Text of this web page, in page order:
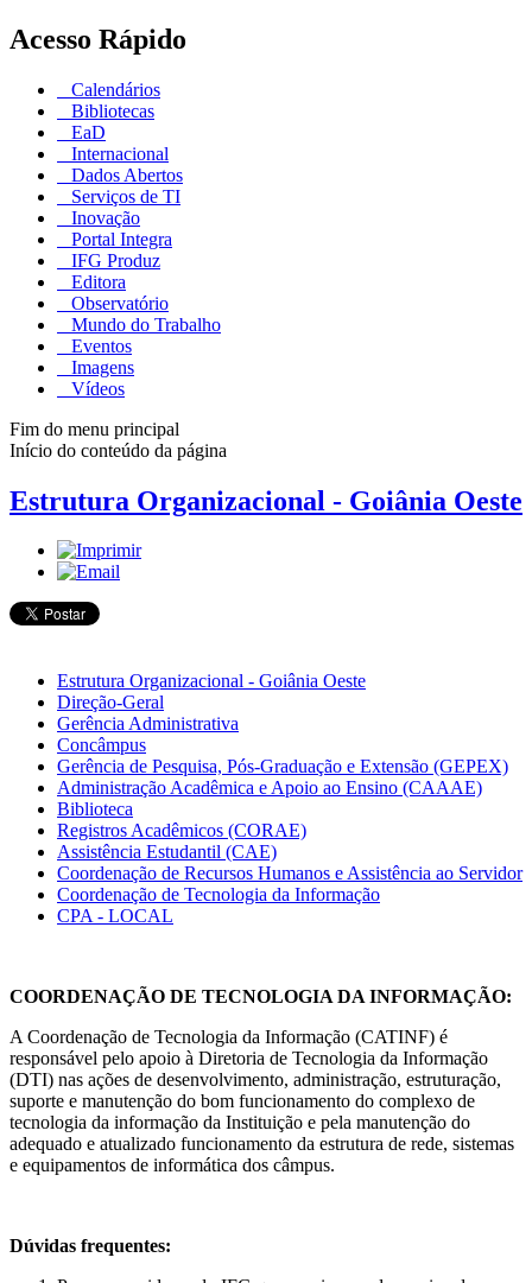
Acesso Rápido
Calendários
Bibliotecas
EaD
Internacional
Dados Abertos
Serviços de TI
Inovação
Portal Integra
IFG Produz
Editora
Observatório
Mundo do Trabalho
Eventos
Imagens
Vídeos
Fim do menu principal
Início do conteúdo da página
Estrutura Organizacional - Goiânia Oeste
Estrutura Organizacional - Goiânia Oeste
Direção-Geral
Gerência Administrativa
Concâmpus
Gerência de Pesquisa, Pós-Graduação e Extensão (GEPEX)
Administração Acadêmica e Apoio ao Ensino (CAAAE)
Biblioteca
Registros Acadêmicos (CORAE)
Assistência Estudantil (CAE)
Coordenação de Recursos Humanos e Assistência ao Servidor
Coordenação de Tecnologia da Informação
CPA - LOCAL
COORDENAÇÃO DE TECNOLOGIA DA INFORMAÇÃO:
A Coordenação de Tecnologia da Informação (CATINF) é
responsável pelo apoio à Diretoria de Tecnologia da Informação
(DTI) nas ações de desenvolvimento, administração, estruturação,
suporte e manutenção do bom funcionamento do complexo de
tecnologia da informação da Instituição e pela manutenção do
adequado e atualizado funcionamento da estrutura de rede, sistemas
e equipamentos de informática dos câmpus.
Dúvidas frequentes: